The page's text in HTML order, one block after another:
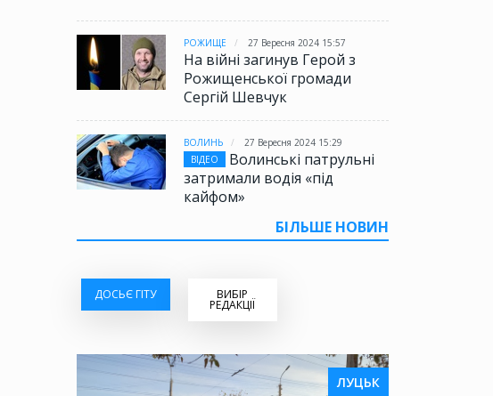
РОЖИЩЕ 27 Вересня 2024 15:57
На війні загинув Герой з
Рожищенської громади
Сергій Шевчук
ВОЛИНЬ
27 Вересня 2024 15:29
ВІДЕО
Волинські патрульні
затримали водія «під
кайфом»
БІЛЬШЕ НОВИН
ДОСЬЄ ГІТУ ВИБІР
РЕДАКЦІЇ
ЛУЦЬК